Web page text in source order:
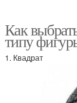
Как
типу
1. Квадрат